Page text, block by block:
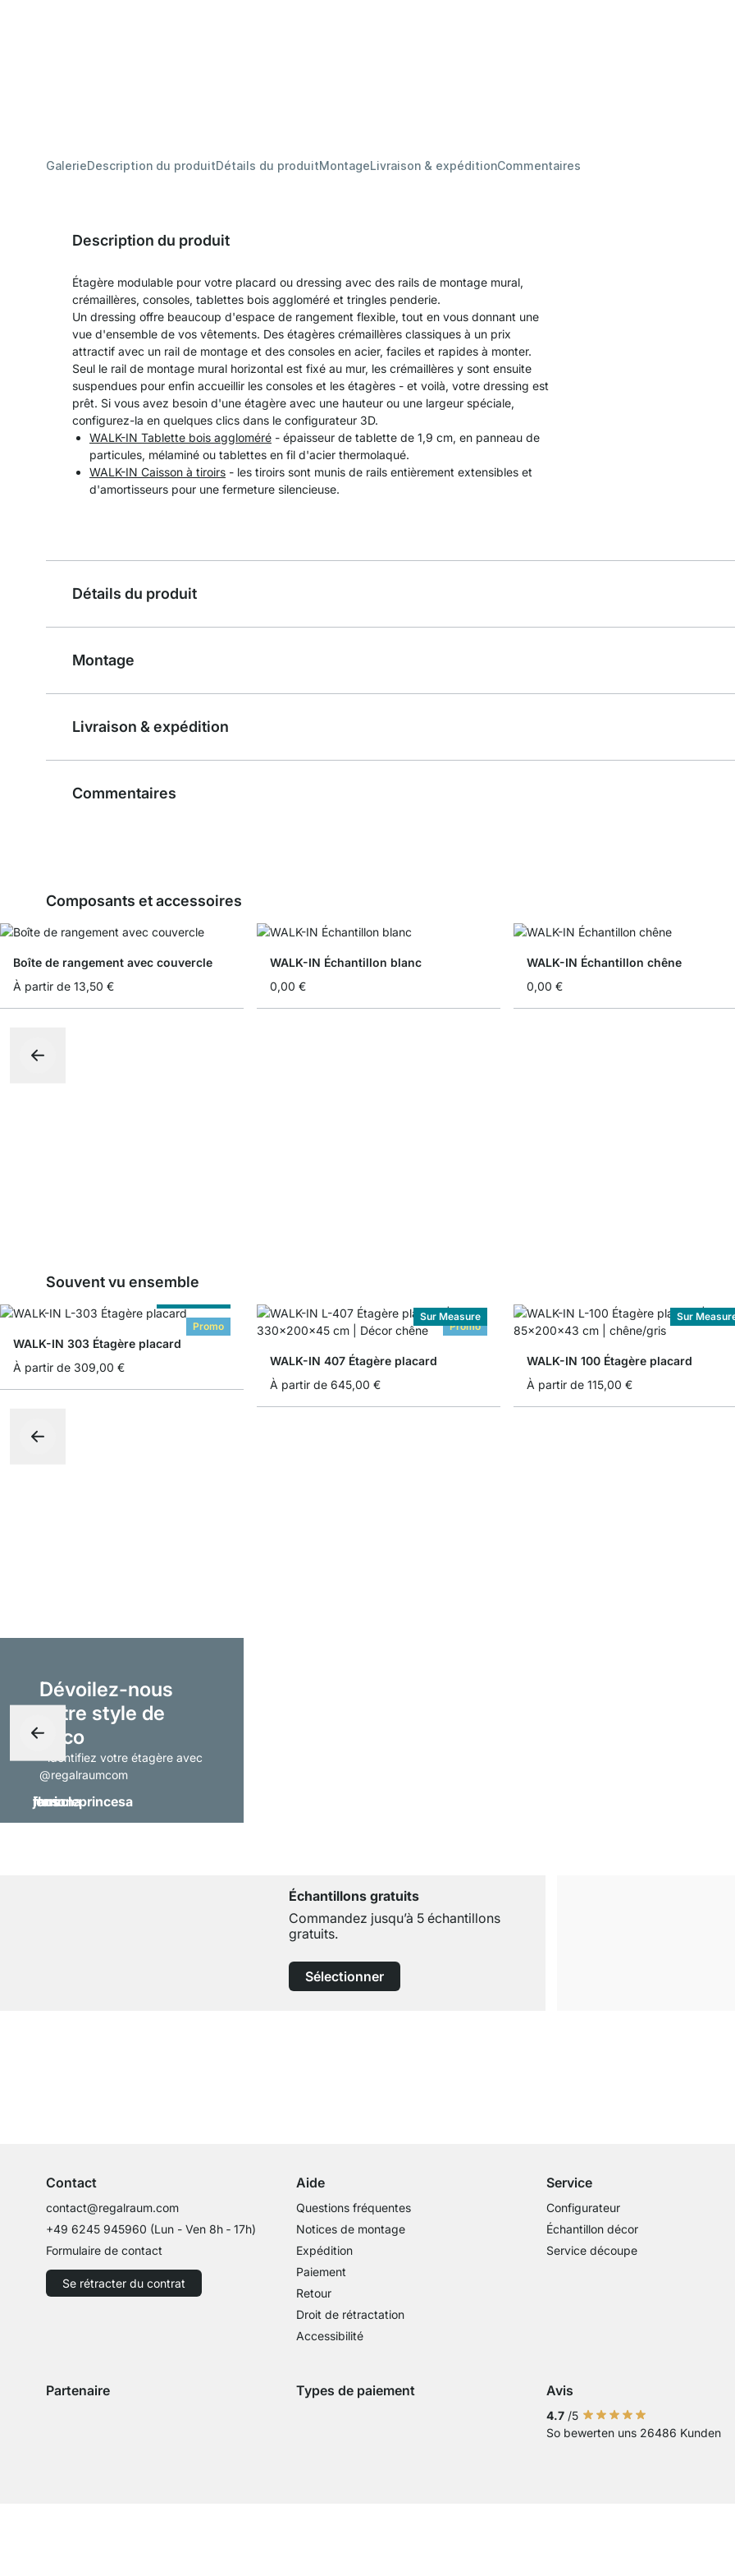
GalerieDescription du produitDétails du produitMontageLivraison & expéditionCommentaires
Description du produit
Étagère modulable pour votre placard ou dressing avec des rails de montage mural,
crémaillères, consoles, tablettes bois aggloméré et tringles penderie.
Un dressing offre beaucoup d'espace de rangement flexible, tout en vous donnant une
vue d'ensemble de vos vêtements. Des étagères crémaillères classiques à un prix
attractif avec un rail de montage et des consoles en acier, faciles et rapides à monter.
Seul le rail de montage mural horizontal est fixé au mur, les crémaillères y sont ensuite
suspendues pour enfin accueillir les consoles et les étagères - et voilà, votre dressing est
prêt. Si vous avez besoin d'une étagère avec une hauteur ou une largeur spéciale,
configurez-la en quelques clics dans le configurateur 3D.
WALK-IN Tablette bois aggloméré - épaisseur de tablette de 1,9 cm, en panneau de
particules, mélaminé ou tablettes en fil d'acier thermolaqué.
WALK-IN Caisson à tiroirs - les tiroirs sont munis de rails entièrement extensibles et
d'amortisseurs pour une fermeture silencieuse.
Détails du produit
Montage
Livraison & expédition
Commentaires
Composants et accessoires
Boîte de rangement avec couvercle
À partir de 13,50 €
WALK-IN Échantillon blanc
0,00 €
WALK-IN Échantillon chêne
0,00 €
Souvent vu ensemble
Promo
WALK-IN 303 Étagère placard
À partir de 309,00 €
Promo
Sur Measure
WALK-IN 407 Étagère placard
À partir de 645,00 €
Sur
WALK-IN 100 Étagère placard
À partir de 115,00 €
Dévoilez-nous
votre style de
déco
- identifiez votre étagère avec
@regalraumcom
Échantillons gratuits
Commandez jusqu’à 5 échantillons
gratuits.
Sélectionner
Contact
contact@regalraum.com
+49 6245 945960 (Lun - Ven 8h ‑ 17h)
Formulaire de contact
Se rétracter du contrat
Aide
Questions fréquentes
Notices de montage
Expédition
Paiement
Retour
Droit de rétractation
Accessibilité
Service
Configurateur
Échantillon décor
Service découpe
Partenaire Types de paiement
Paiement avec Klarna Sofort
Avis
4.7 /5
So bewerten uns 26486 Kunden